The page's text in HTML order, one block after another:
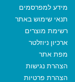
מידע למפרסמים
תנאי שימוש באתר
רשימת מוצרים
ארכיון ניוזלטר
מפת אתר
הצהרת נגישות
הצהרת פרטיות